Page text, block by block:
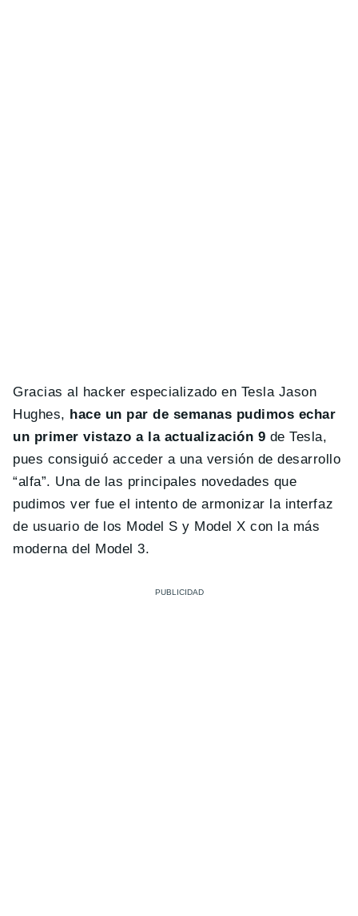
Gracias al hacker especializado en Tesla Jason
Hughes, hace un par de semanas pudimos echar
un primer vistazo a la actualización 9 de Tesla,
pues consiguió acceder a una versión de desarrollo
“alfa”. Una de las principales novedades que
pudimos ver fue el intento de armonizar la interfaz
de usuario de los Model S y Model X con la más
moderna del Model 3.